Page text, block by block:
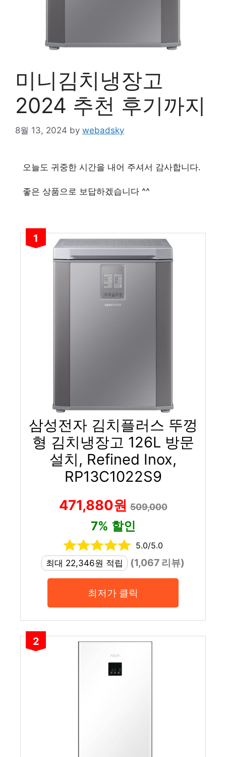
미니김치냉장고
2024 추천 후기까지
8월 13, 2024 by webadsky
오늘도 귀중한 시간을 내어 주셔서 감사합니다.
좋은 상품으로 보답하겠습니다 ^^
1
삼성전자 김치플러스 뚜껑
형 김치냉장고 126L 방문
설치, Refined Inox,
RP13C1022S9
471,880원509,000
7% 할인
5.0/5.0
최대 22,346원 적립
(1,067 리뷰)
최저가 클릭
2